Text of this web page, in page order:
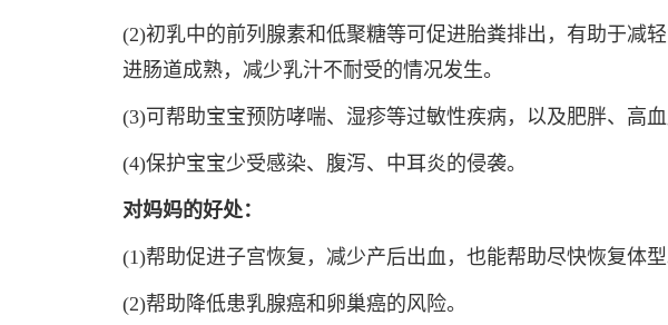
(2)初乳中的前列腺素和低聚糖等可促进胎粪排出，有助于减
进肠道成熟，减少乳汁不耐受的情况发生。
(3)可帮助宝宝预防哮喘、湿疹等过敏性疾病，以及肥胖、高血
(4)保护宝宝少受感染、腹泻、中耳炎的侵袭。
对妈妈的好处：
(1)帮助促进子宫恢复，减少产后出血，也能帮助尽快恢复体型
(2)帮助降低患乳腺癌和卵巢癌的风险。